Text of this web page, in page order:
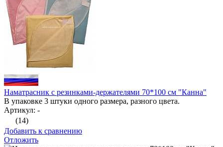
Наматрасник с резинками-держателями 70*100 см "Канна"
В упаковке 3 штуки одного размера, разного цвета.
Артикул: -
(14)
Добавить к сравнению
Отложить